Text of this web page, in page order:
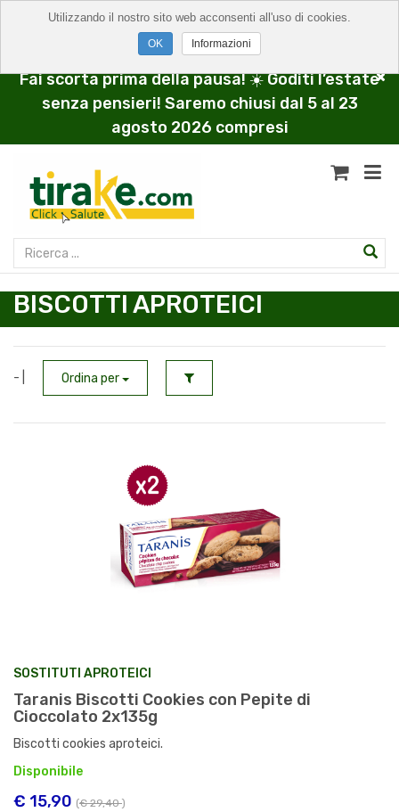
Fai scorta prima della pausa! ☀️ Goditi l’estate
senza pensieri! Saremo chiusi dal 5 al 23
agosto 2026 compresi
BISCOTTI APROTEICI
- | Ordina per
SOSTITUTI APROTEICI
Taranis Biscotti Cookies con Pepite di
Cioccolato 2x135g
Biscotti cookies aproteici.
Disponibile
€ 15,90 (€ 29,40)
Utilizzando il nostro sito web acconsenti all'uso di cookies.
Informazioni